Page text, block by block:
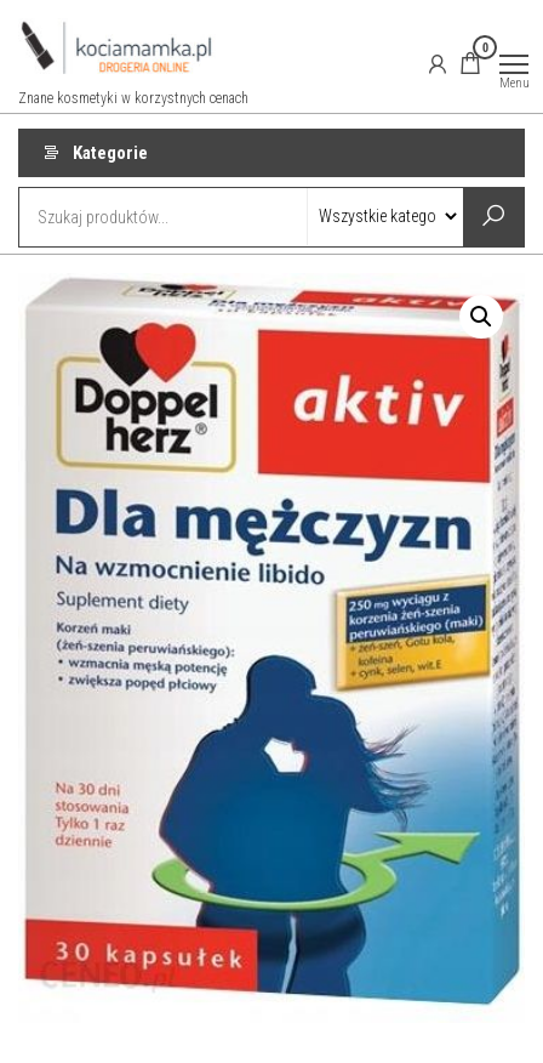
Przejdź
Znane kosmetyki w korzystnych cenach
0
Menu
Kategorie